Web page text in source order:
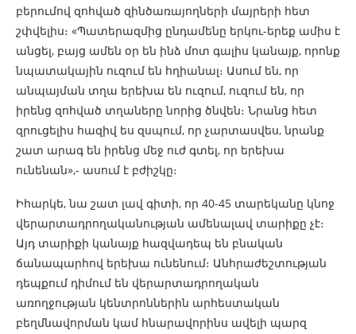
բերումով զոհված զինծառայողների մայրերի հետ
շփվելիս։ «Պատերազմից ընդամենը երկու-երեք ամիս է
անցել, բայց ամեն օր են ինձ մոտ գալիս կանայք, որոնք
նպատակային ուզում են հղիանալ։ Ասում են, որ
անպայման տղա երեխա են ուզում, ուզում են, որ
իրենց զոհված տղաները նորից ծնվեն։ Նրանց հետ
զրուցելիս հազիվ ես զսպում, որ չարտասվես, նրանք
շատ արագ են իրենց մեջ ուժ գտել, որ երեխա
ունենան»,- ասում է բժիշկը։
Իհարկե, նա շատ լավ գիտի, որ 40-45 տարեկանը կնոջ
վերարտադրողականության ամենալավ տարիքը չէ։
Այդ տարիքի կանայք հազվադեպ են բնական
ճանապարհով երեխա ունենում։ Անհրաժեշտության
դեպքում դիմում են վերարտադրողական
առողջության կենտրոններին արհեստական
բեղմնավորման կամ հնարավորինս ավելի պարզ